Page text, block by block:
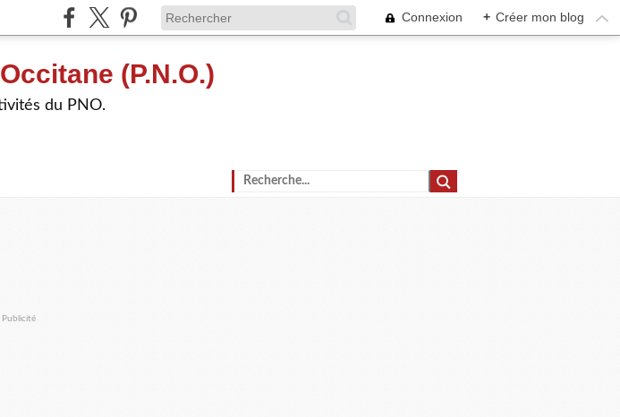
Connexion + Créer mon blog
(P.N.O.)
du PNO.
Publicité